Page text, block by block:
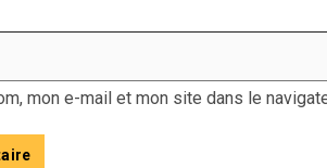
mon e-mail et mon site dans le